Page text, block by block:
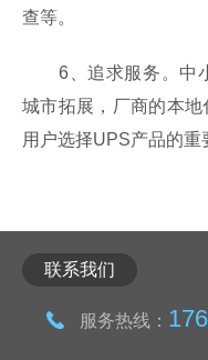
查等。
6、追求服务。中小
城市拓展，厂商的本
用户选择UPS产品的重
联系我们
服务热线：